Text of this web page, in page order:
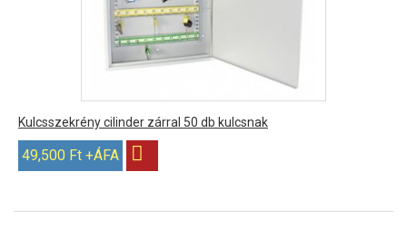
Kulcsszekrény cilinder zárral 50 db kulcsnak
49,500 Ft +ÁFA